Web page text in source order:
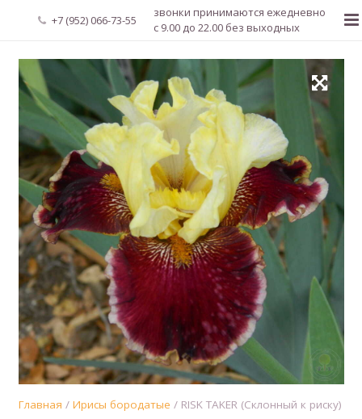
+7 (952) 066-73-55
звонки принимаются ежедневно
с 9.00 до 22.00 без выходных
Главная
О нас
Новости
Каталог растений
Доставка и оплата
Мой аккаунт
Регистрация
Главная / Ирисы бородатые / RISK TAKER (Склонный к риску)